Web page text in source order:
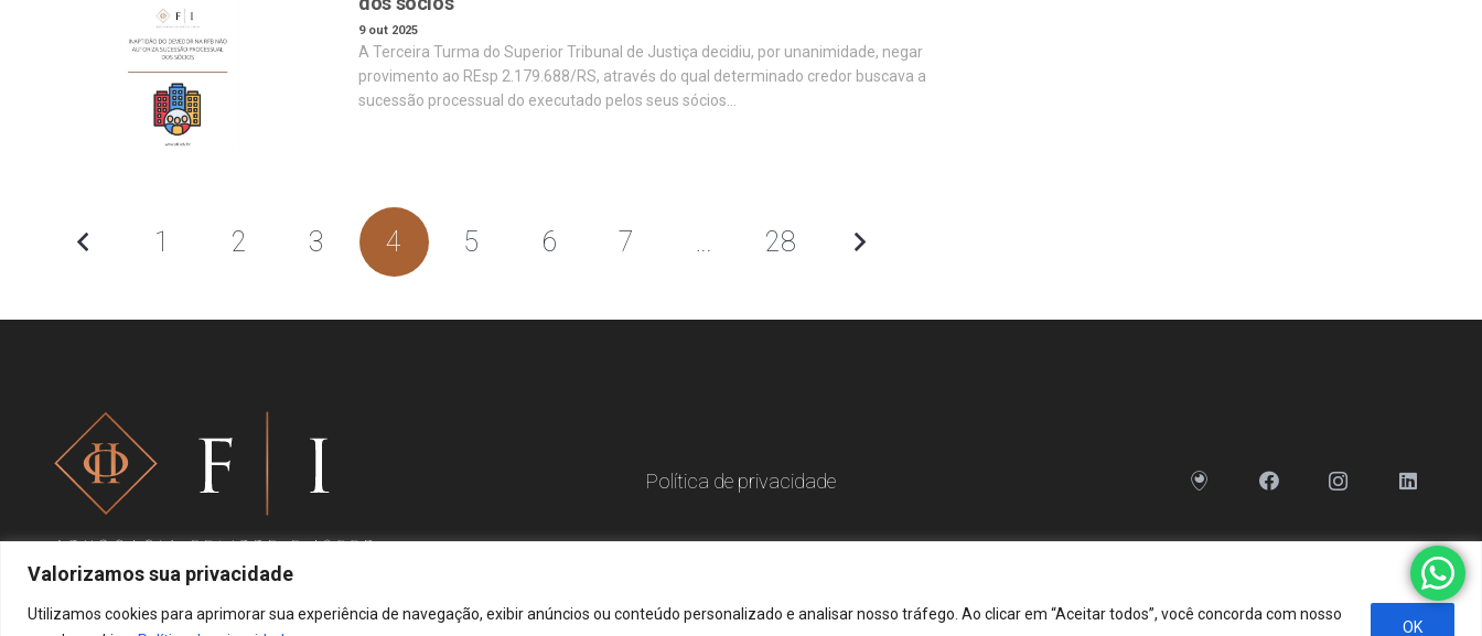
Valorizamos sua privacidade
Utilizamos cookies para aprimorar sua experiência de navegação, exibir anúncios ou conteúdo personalizado e analisar nosso tráfego. Ao clicar em “Aceitar todos”, você concorda com nosso
OK
9 out 2025
A Terceira Turma do Superior Tribunal de Justiça decidiu, por unanimidade, negar
provimento ao REsp 2.179.688/RS, através do qual determinado credor buscava a
sucessão processual do executado pelos seus sócios…
1 2 3 4 5 6 7 28
Política de privacidade